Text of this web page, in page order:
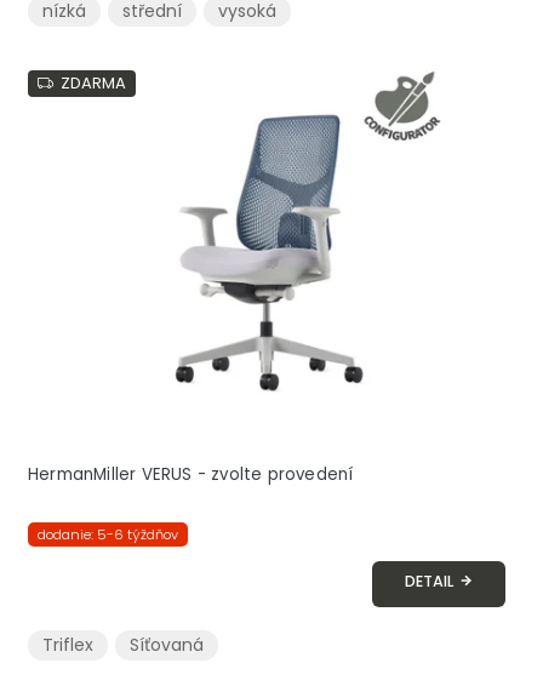
nízká střední vysoká
ZDARMA
HermanMiller VERUS - zvolte provedení
dodanie: 5-6 týždňov
DETAIL
Triflex Síťovaná